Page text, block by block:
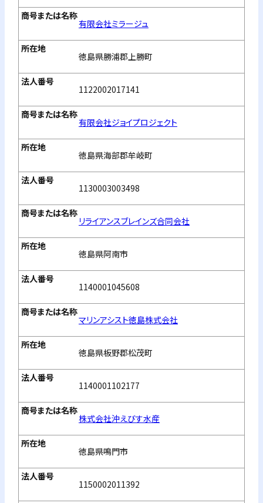
有限会社ミラージュ
徳島県勝浦郡上勝町
1122002017141
有限会社ジョイプロジェクト
徳島県海部郡牟岐町
1130003003498
リライアンスブレインズ合同会社
徳島県阿南市
1140001045608
マリンアシスト徳島株式会社
徳島県板野郡松茂町
1140001102177
株式会社沖えびす水産
徳島県鳴門市
1150002011392